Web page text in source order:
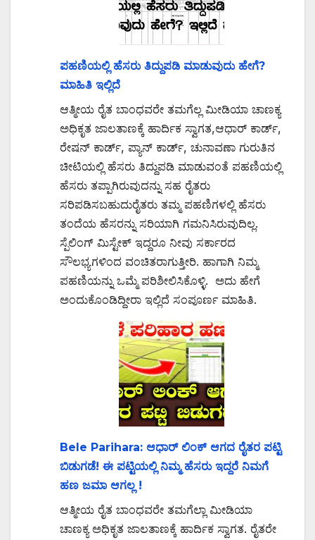
ಪಹಣಿಯಲ್ಲಿ ಹೆಸರು ತಿದ್ದುಪಡಿ ಮಾಡುವುದು ಹೇಗೆ?
ಮಾಹಿತಿ ಇಲ್ಲಿದೆ
ಆತ್ಮೀಯ ರೈತ ಬಾಂಧವರೇ ತಮಗೆಲ್ಲ ಮೀಡಿಯಾ ಚಾಣಕ್ಯ
ಅಧಿಕೃತ ಜಾಲತಾಣಕ್ಕೆ ಹಾರ್ದಿಕ ಸ್ವಾಗತ,ಆಧಾರ್ ಕಾರ್ಡ್,
ರೇಷನ್ ಕಾರ್ಡ್, ಪ್ಯಾನ್ ಕಾರ್ಡ್, ಚುನಾವಣಾ ಗುರುತಿನ
ಚೀಟಿಯಲ್ಲಿ ಹೆಸರು ತಿದ್ದುಪಡಿ ಮಾಡುವಂತೆ ಪಹಣಿಯಲ್ಲಿ
ಹೆಸರು ತಪ್ಪಾಗಿರುವುದನ್ನು ಸಹ ರೈತರು
ಸರಿಪಡಿಸಬಹುದುರೈತರು ತಮ್ಮ ಪಹಣಿಗಳಲ್ಲಿ ಹೆಸರು
ತಂದೆಯ ಹೆಸರನ್ನು ಸರಿಯಾಗಿ ಗಮನಿಸಿರುವುದಿಲ್ಲ.
ಸ್ಪೆಲಿಂಗ್ ಮಿಸ್ಟೇಕ್ ಇದ್ದರೂ ನೀವು ಸರ್ಕಾರದ
ಸೌಲಭ್ಯಗಳಿಂದ ವಂಚಿತರಾಗುತ್ತೀರಿ. ಹಾಗಾಗಿ ನಿಮ್ಮ
ಪಹಣಿಯನ್ನು ಒಮ್ಮೆ ಪರಿಶೀಲಿಸಿಕೊಳ್ಳಿ. ಅದು ಹೇಗೆ
ಅಂದುಕೊಂಡಿದ್ದೀರಾ ಇಲ್ಲಿದೆ ಸಂಪೂರ್ಣ ಮಾಹಿತಿ.
Bele Parihara: ಆಧಾರ್ ಲಿಂಕ್ ಆಗದ ರೈತರ ಪಟ್ಟಿ
ಬಿಡುಗಡೆ! ಈ ಪಟ್ಟಿಯಲ್ಲಿ ನಿಮ್ಮ ಹೆಸರು ಇದ್ದರೆ ನಿಮಗೆ
ಹಣ ಜಮಾ ಆಗಲ್ಲ !
ಆತ್ಮೀಯ ರೈತ ಬಾಂಧವರೇ ತಮಗೆಲ್ಲಾ ಮೀಡಿಯಾ
ಚಾಣಕ್ಯ ಅಧಿಕೃತ ಜಾಲತಾಣಕ್ಕೆ ಹಾರ್ದಿಕ ಸ್ವಾಗತ. ರೈತರೇ